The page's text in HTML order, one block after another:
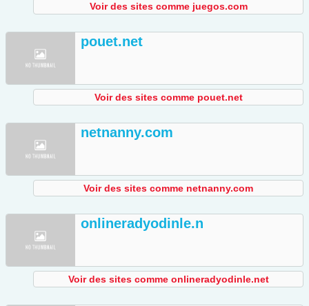
Voir des sites comme juegos.com
pouet.net
Voir des sites comme pouet.net
netnanny.com
Voir des sites comme netnanny.com
onlineradyodinle.n
Voir des sites comme onlineradyodinle.net